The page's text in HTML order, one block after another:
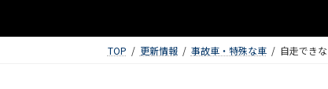
TOP 更新情報 事故車・特殊な車 自走でき